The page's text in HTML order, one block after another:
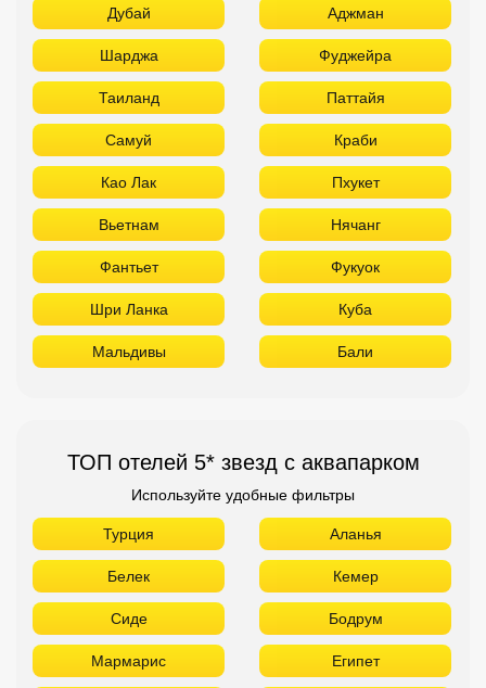
Дубай Аджман
Шарджа Фуджейра
Таиланд Паттайя
Самуй Краби
Као Лак Пхукет
Вьетнам Нячанг
Фантьет Фукуок
Шри Ланка Куба
Мальдивы Бали
ТОП отелей 5* звезд с аквапарком
Используйте удобные фильтры
Турция Аланья
Белек Кемер
Сиде Бодрум
Мармарис Египет